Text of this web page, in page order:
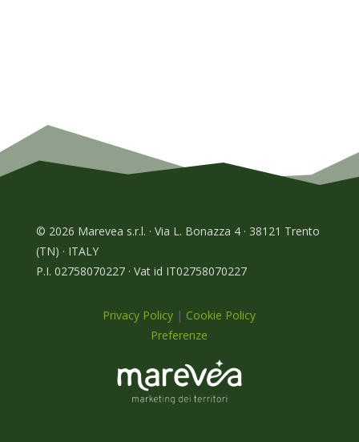
© 2026 Marevea s.r.l. · Via L. Bonazza 4 · 38121 Trento
(TN) · ITALY
P.I. 02758070227 · Vat id IT02758070227
Privacy Policy | Cookie Policy
Preferenze